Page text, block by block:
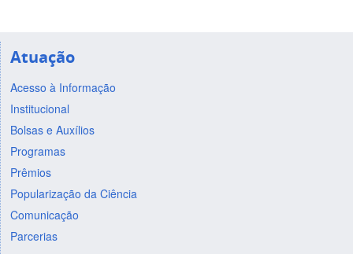
Atuação
Acesso à Informação
Institucional
Bolsas e Auxílios
Programas
Prêmios
Popularização da Ciência
Comunicação
Parcerias